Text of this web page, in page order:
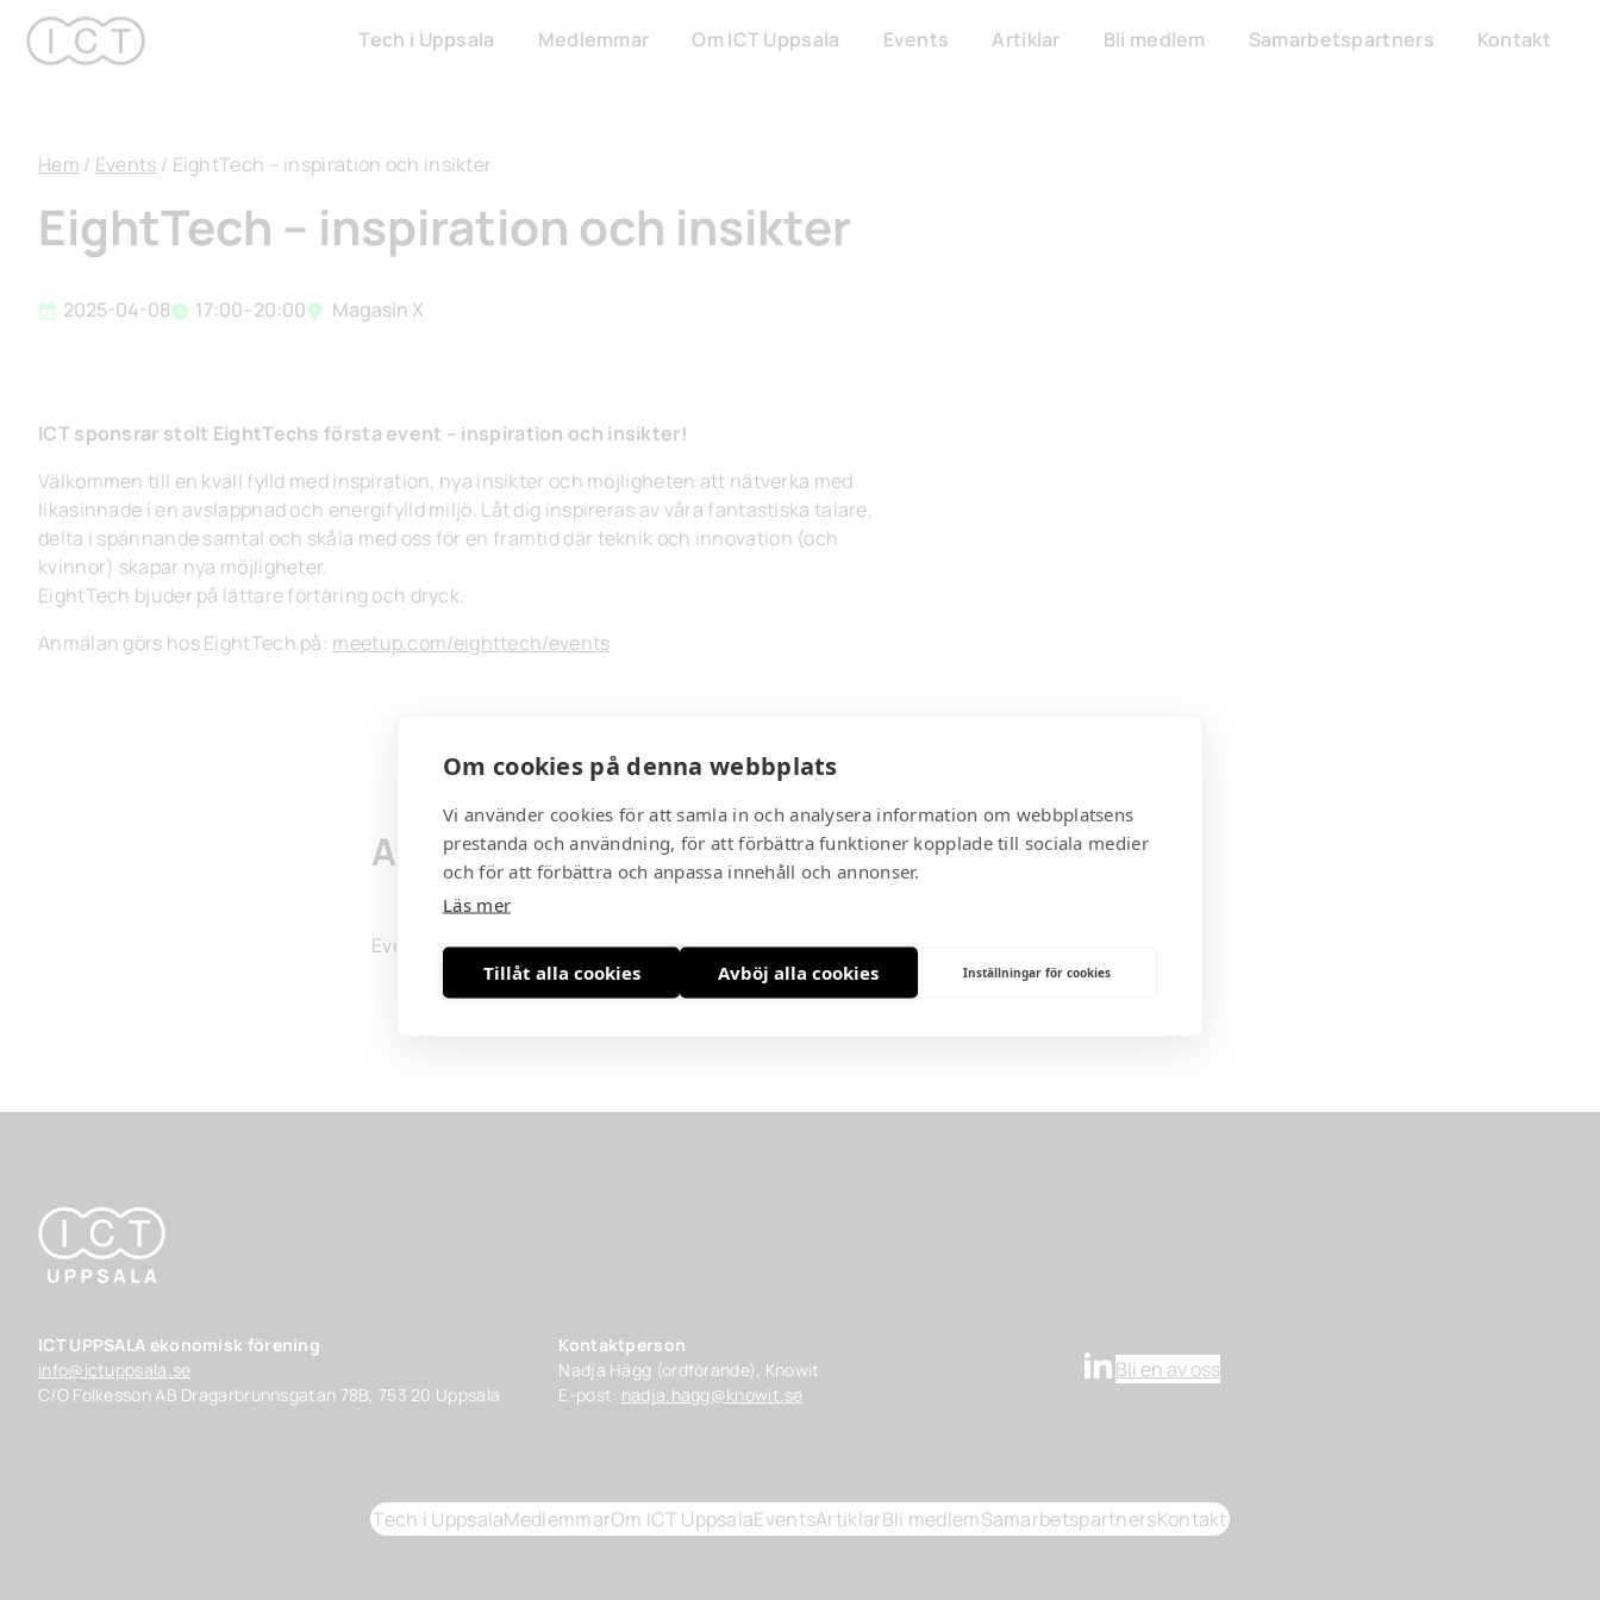
Om cookies på denna webbplats
Vi använder cookies för att samla in och analysera information om webbplatsens
prestanda och användning, för att förbättra funktioner kopplade till sociala medier
och för att förbättra och anpassa innehåll och annonser.
Läs mer
Tillåt alla cookies Avböj alla cookies Inställningar för cookies
Hoppa
innehåll
Tech i Uppsala Medlemmar Om ICT Uppsala Events Artiklar Bli medlem Samarbetspartners Kontakt
Hem / Events / EightTech – inspiration och insikter
EightTech – inspiration och insikter
2025-04-08 17:00–20:00 Magasin X
ICT sponsrar stolt EightTechs första event – inspiration och insikter!
Välkommen till en kväll fylld med inspiration, nya insikter och möjligheten att nätverka med
likasinnade i en avslappnad och energifylld miljö. Låt dig inspireras av våra fantastiska talare,
delta i spännande samtal och skåla med oss för en framtid där teknik och innovation (och
kvinnor) skapar nya möjligheter.
EightTech bjuder på lättare förtäring och dryck.
Anmälan görs hos EightTech på: meetup.com/eighttech/events
Anmälan:
Eventet är inte öppen för anmälan ännu.
ICT UPPSALA ekonomisk förening
info@ictuppsala.se
C/O Folkesson AB Dragarbrunnsgatan 78B, 753 20 Uppsala
Kontaktperson
Nadja Hägg (ordförande), Knowit
E-post: nadja.hagg@knowit.se
Bli en av oss
Tech i UppsalaMedlemmarOm ICT UppsalaEventsArtiklarBli medlemSamarbetspartnersKontakt